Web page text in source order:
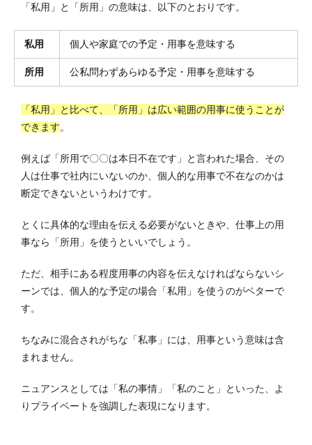
「私用」と「所用」の意味は、以下のとおりです。
私用 個人や家庭での予定・用事を意味する
所用 公私問わずあらゆる予定・用事を意味する
「私用」と比べて、「所用」は広い範囲の用事に使うことが
できます。
例えば「所用で〇〇は本日不在です」と言われた場合、その
人は仕事で社内にいないのか、個人的な用事で不在なのかは
断定できないというわけです。
とくに具体的な理由を伝える必要がないときや、仕事上の用
事なら「所用」を使うといいでしょう。
ただ、相手にある程度用事の内容を伝えなければならないシ
ーンでは、個人的な予定の場合「私用」を使うのがベターで
す。
ちなみに混合されがちな「私事」には、用事という意味は含
まれません。
ニュアンスとしては「私の事情」「私のこと」といった、よ
りプライベートを強調した表現になります。